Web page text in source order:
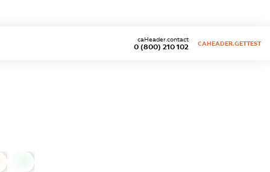
0 (800) 210 102
caHeader.contact
CAHEADER.GETTEST